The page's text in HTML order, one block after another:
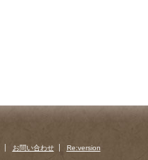
お問い合わせ Re:version